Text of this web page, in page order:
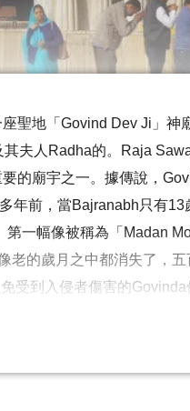
聖地「Govind Dev Ji」
夫人Radha的。Raja
的廟宇之一。據傳說，
年前，當Bajranabh只有
第一幅像被稱為「Madan
老的歲月之中都消失了，
受到入侵者傷害的
會舉行七次的Aartis和Bhog